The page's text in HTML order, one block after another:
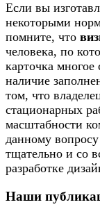
Если вы
некоторыми
помните, что
человека, по
карточка
наличие
том, что
стационарных
масштабности
данному
тщательно и со
разработке
Наши